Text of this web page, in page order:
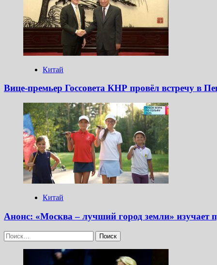
Китай
Вице-премьер Госсовета КНР провёл встречу в
Китай
Анонс: «Москва – лучший город земли» изучает
Найти: